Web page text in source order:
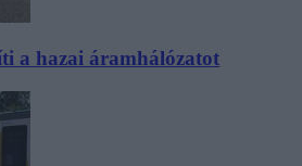
a hazai áramhálózatot